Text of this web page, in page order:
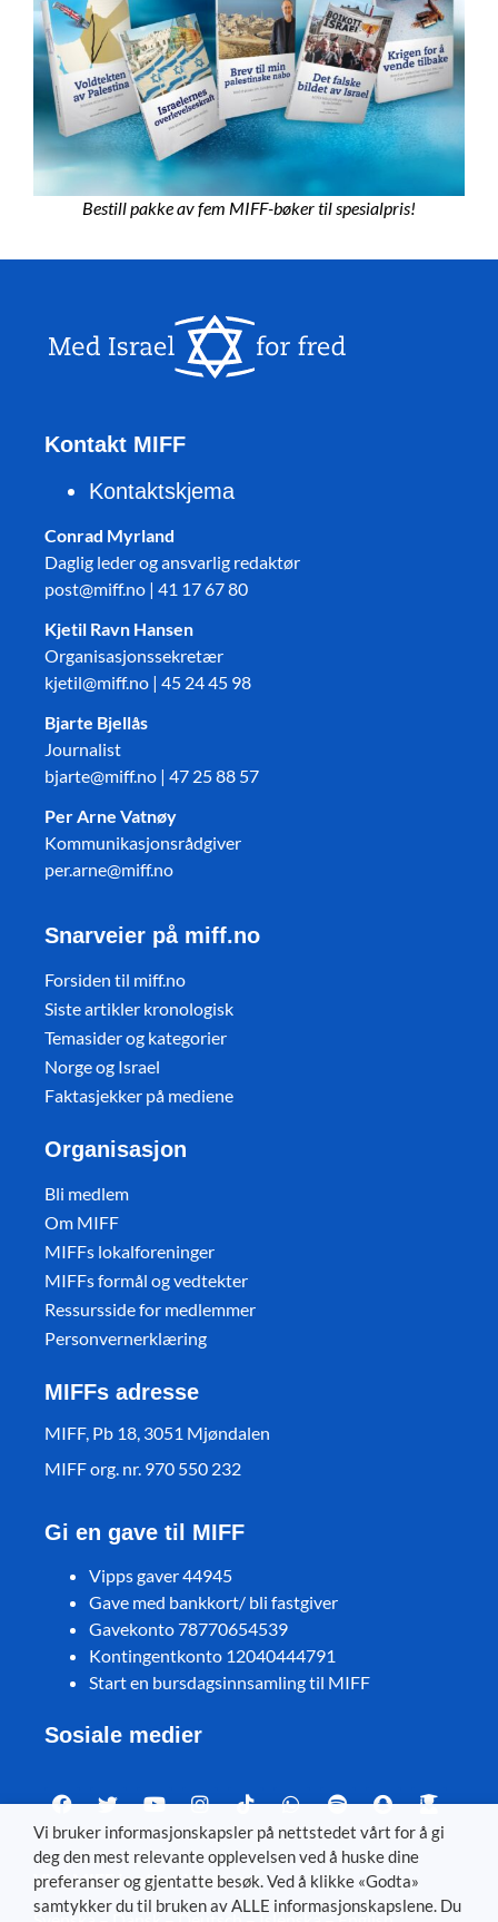
Bestill pakke av fem MIFF-bøker til spesialpris!
Kontakt MIFF
Kontaktskjema
Conrad Myrland
Daglig leder og ansvarlig redaktør
post@miff.no | 41 17 67 80
Kjetil Ravn Hansen
Organisasjonssekretær
kjetil@miff.no | 45 24 45 98
Bjarte Bjellås
Journalist
bjarte@miff.no | 47 25 88 57
Per Arne Vatnøy
Kommunikasjonsrådgiver
per.arne@miff.no
Snarveier på miff.no
Forsiden til miff.no
Siste artikler kronologisk
Temasider og kategorier
Norge og Israel
Faktasjekker på mediene
Organisasjon
Bli medlem
Om MIFF
MIFFs lokalforeninger
MIFFs formål og vedtekter
Ressursside for medlemmer
Personvernerklæring
MIFFs adresse
MIFF, Pb 18, 3051 Mjøndalen
MIFF org. nr. 970 550 232
Gi en gave til MIFF
Vipps gaver 44945
Gave med bankkort/ bli fastgiver
Gavekonto 78770654539
Kontingentkonto 12040444791
Start en bursdagsinnsamling til MIFF
Sosiale medier
Visit MIFF in other languages
Vi bruker informasjonskapsler på nettstedet vårt for å gi
deg den mest relevante opplevelsen ved å huske dine
preferanser og gjentatte besøk. Ved å klikke «Godta»
samtykker du til bruken av ALLE informasjonskapslene. Du